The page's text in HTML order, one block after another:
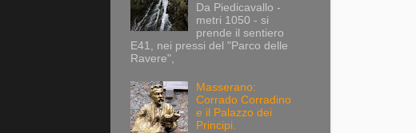
Da Piedicavallo -
metri 1050 - si
prende il sentiero
E41, nei pressi del "Parco delle
Ravere",
Masserano:
Corrado Corradino
e il Palazzo dei
Principi.